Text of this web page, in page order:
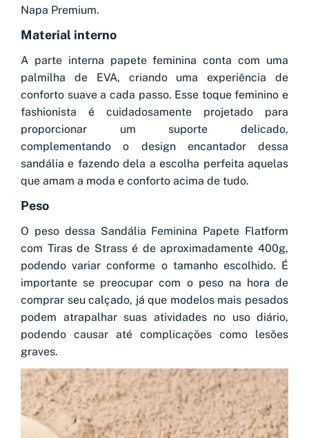
Napa Premium.
Material interno
A parte interna papete feminina conta com uma
palmilha de EVA, criando uma experiência de
conforto suave a cada passo. Esse toque feminino e
fashionista é cuidadosamente projetado para
proporcionar um suporte delicado,
complementando o design encantador dessa
sandália e fazendo dela a escolha perfeita aquelas
que amam a moda e conforto acima de tudo.
Peso
O peso dessa Sandália Feminina Papete Flatform
com Tiras de Strass é de aproximadamente 400g,
podendo variar conforme o tamanho escolhido. É
importante se preocupar com o peso na hora de
comprar seu calçado, já que modelos mais pesados
podem atrapalhar suas atividades no uso diário,
podendo causar até complicações como lesões
graves.